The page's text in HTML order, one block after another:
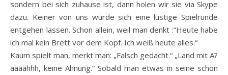
sondern bei sich zuhause ist, dann holen wir sie via Skype
dazu. Keiner von uns würde sich eine lustige Spielrunde
entgehen lassen. Schon allein, weil man denkt :“Heute habe
ich mal kein Brett vor dem Kopf. Ich weiß heute alles.“
Kaum spielt man, merkt man: „Falsch gedacht.“ „Land mit A?
äääähhh, keine Ahnung.“ Sobald man etwas in seine schön